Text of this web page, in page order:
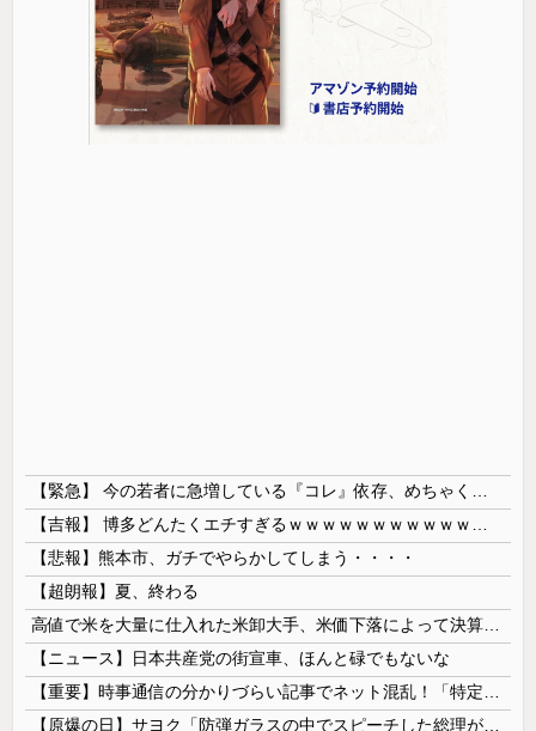
【悲報】熊本市、ガチでやらかしてしまう・・・・
【超朗報】夏、終わる
【ニュース】日本共産党の街宣車、ほんと碌でもないな